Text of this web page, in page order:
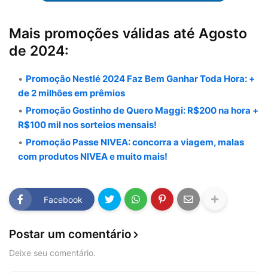
Mais promoções válidas até Agosto
de 2024:
Promoção Nestlé 2024 Faz Bem Ganhar Toda Hora: +
de 2 milhões em prêmios
Promoção Gostinho de Quero Maggi: R$200 na hora +
R$100 mil nos sorteios mensais!
Promoção Passe NIVEA: concorra a viagem, malas
com produtos NIVEA e muito mais!
Facebook
Postar um comentário
Deixe seu comentário.